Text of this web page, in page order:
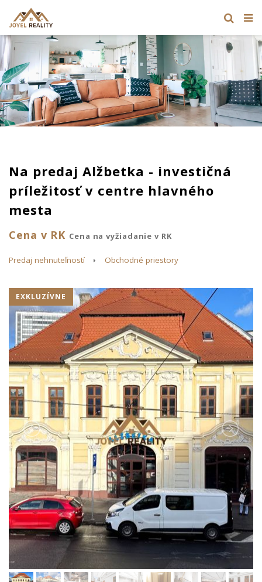
Na predaj Alžbetka - investičná
príležitosť v centre hlavného
mesta
Cena v RK Cena na vyžiadanie v RK
Predaj nehnuteľností Obchodné priestory
EXKLUZÍVNE